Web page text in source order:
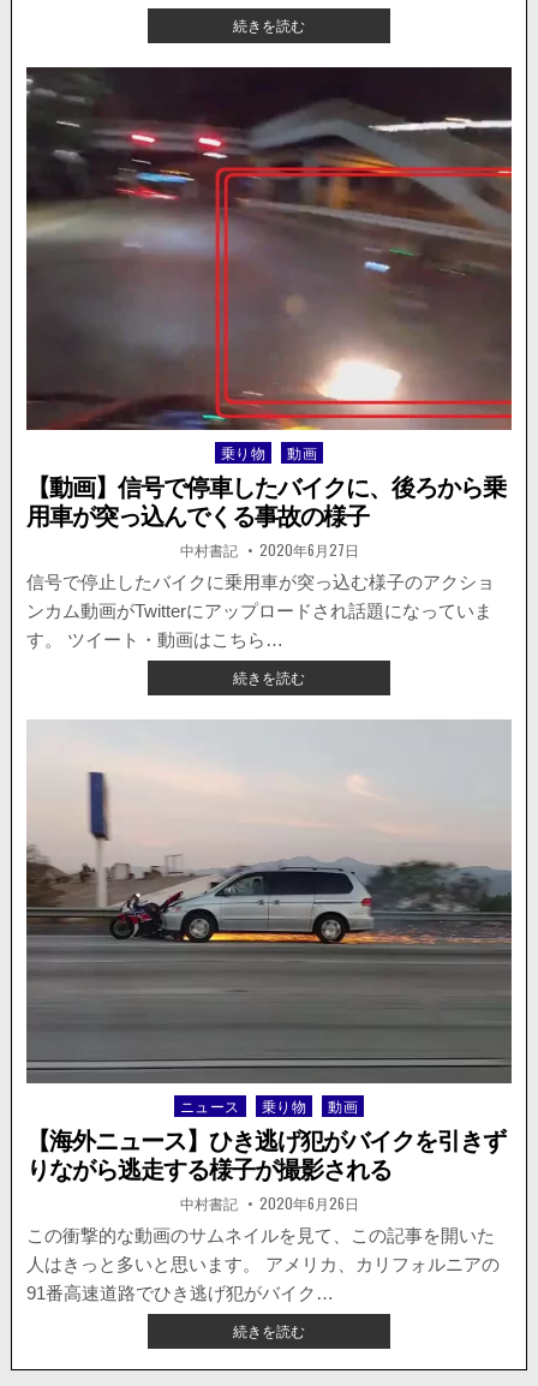
続きを読む【海
外・
動
車
に
積
ん
で
素
が
爆
発。
バ
イ
ク
2
台
が
巻
き
ま
れ
Posted
in
乗り物 動画
【動画】信号で停車したバイクに、後ろから乗
用車が突っ込んでくる事故の様子
著
者:
中村書記 掲
載
日：
2020年6月27日
信号で停止したバイクに乗用車が突っ込む様子のアクショ
ンカム動画がTwitterにアップロードされ話題になっていま
す。 ツイート・動画はこちら…
続きを読む【動
画】
信
た
イ
ク
に、
乗
用
車
が
突
っ
込
ん
で
く
る
事
故
Posted
in
ニュース 乗り物 動画
【海外ニュース】ひき逃げ犯がバイクを引きず
りながら逃走する様子が撮影される
著
者:
中村書記 掲
載
日：
2020年6月26日
この衝撃的な動画のサムネイルを見て、この記事を開いた
人はきっと多いと思います。 アメリカ、カリフォルニアの
91番高速道路でひき逃げ犯がバイク…
続きを読む【海
外
ニ